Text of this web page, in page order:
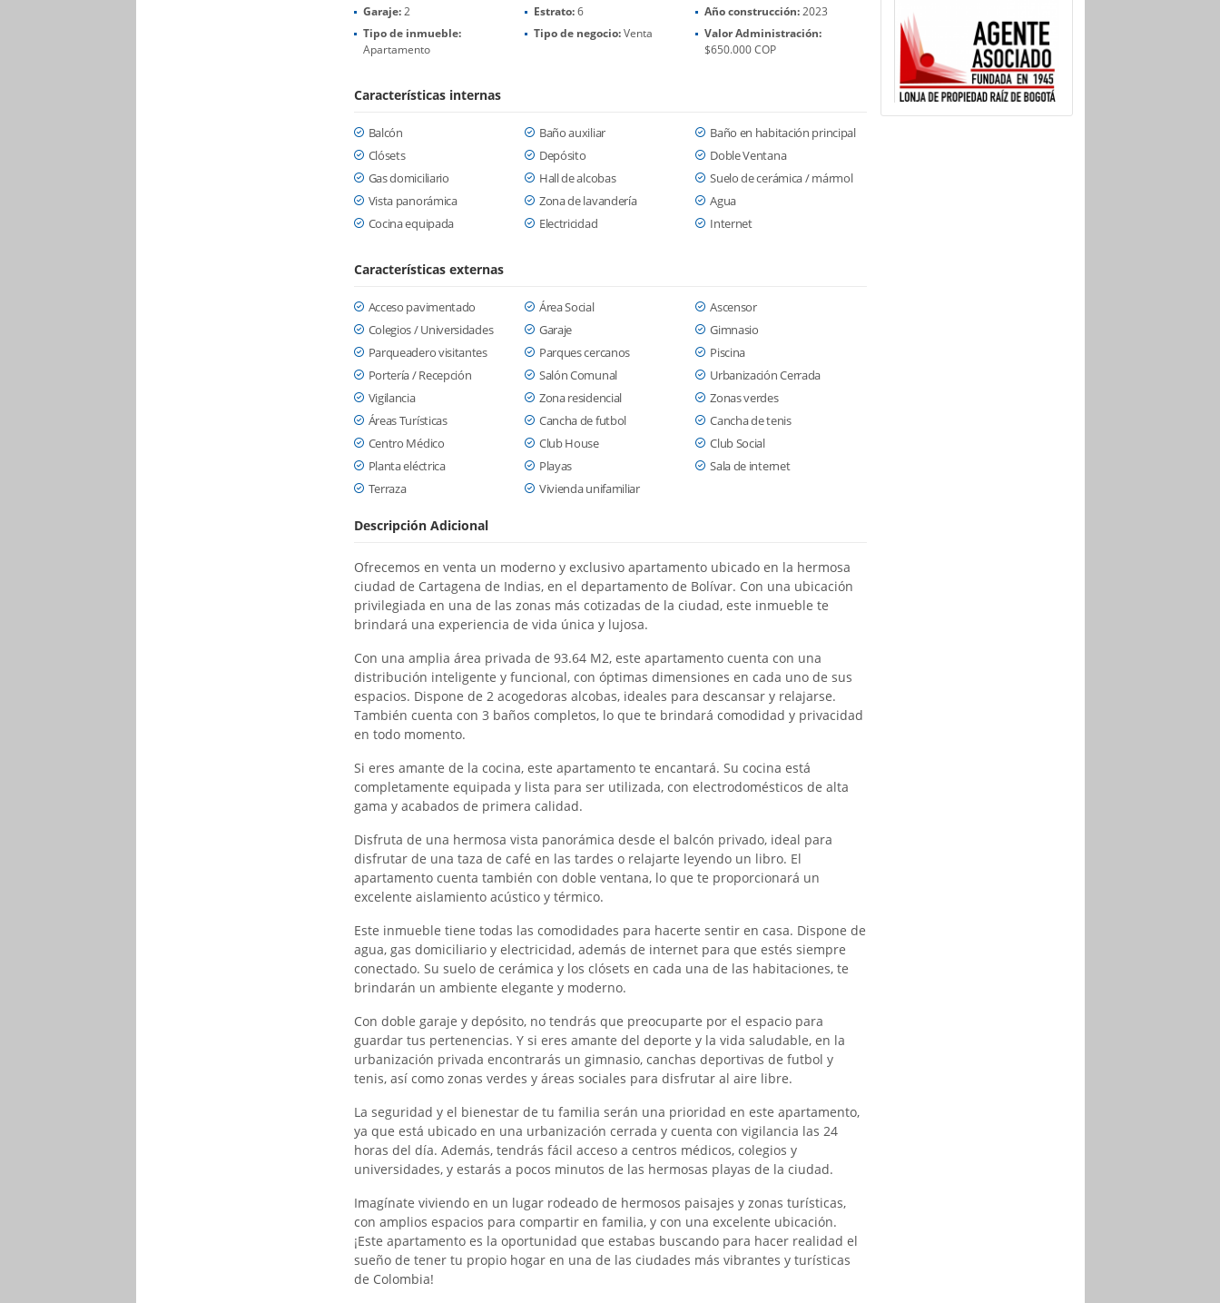
Garaje:2 Estrato:6 Año construcción:2023
Tipo de inmueble:
Apartamento
Tipo de negocio:Venta
Valor Administración:
$650.000 COP
Características internas
Balcón Baño auxiliar
Baño en habitación principal
Clósets
Depósito
Doble Ventana
Gas domiciliario
Hall de alcobas
Suelo de cerámica / mármol
Vista panorámica
Zona de lavandería
Agua
Cocina equipada
Electricidad Internet
Características externas
Acceso pavimentado Área Social
Ascensor
Colegios / Universidades
Garaje
Gimnasio
Parqueadero visitantes
Parques cercanos
Piscina
Portería / Recepción
Salón Comunal
Urbanización Cerrada
Vigilancia
Zona residencial
Zonas verdes
Áreas Turísticas
Cancha de futbol
Cancha de tenis
Centro Médico
Club House
Club Social
Planta eléctrica
Playas
Sala de internet
Terraza
Vivienda unifamiliar
Descripción Adicional
Ofrecemos en venta un moderno y exclusivo apartamento ubicado en la hermosa
ciudad de Cartagena de Indias, en el departamento de Bolívar. Con una ubicación
privilegiada en una de las zonas más cotizadas de la ciudad, este inmueble te
brindará una experiencia de vida única y lujosa.
Con una amplia área privada de 93.64 M2, este apartamento cuenta con una
distribución inteligente y funcional, con óptimas dimensiones en cada uno de sus
espacios. Dispone de 2 acogedoras alcobas, ideales para descansar y relajarse.
También cuenta con 3 baños completos, lo que te brindará comodidad y privacidad
en todo momento.
Si eres amante de la cocina, este apartamento te encantará. Su cocina está
completamente equipada y lista para ser utilizada, con electrodomésticos de alta
gama y acabados de primera calidad.
Disfruta de una hermosa vista panorámica desde el balcón privado, ideal para
disfrutar de una taza de café en las tardes o relajarte leyendo un libro. El
apartamento cuenta también con doble ventana, lo que te proporcionará un
excelente aislamiento acústico y térmico.
Este inmueble tiene todas las comodidades para hacerte sentir en casa. Dispone de
agua, gas domiciliario y electricidad, además de internet para que estés siempre
conectado. Su suelo de cerámica y los clósets en cada una de las habitaciones, te
brindarán un ambiente elegante y moderno.
Con doble garaje y depósito, no tendrás que preocuparte por el espacio para
guardar tus pertenencias. Y si eres amante del deporte y la vida saludable, en la
urbanización privada encontrarás un gimnasio, canchas deportivas de futbol y
tenis, así como zonas verdes y áreas sociales para disfrutar al aire libre.
La seguridad y el bienestar de tu familia serán una prioridad en este apartamento,
ya que está ubicado en una urbanización cerrada y cuenta con vigilancia las 24
horas del día. Además, tendrás fácil acceso a centros médicos, colegios y
universidades, y estarás a pocos minutos de las hermosas playas de la ciudad.
Imagínate viviendo en un lugar rodeado de hermosos paisajes y zonas turísticas,
con amplios espacios para compartir en familia, y con una excelente ubicación.
¡Este apartamento es la oportunidad que estabas buscando para hacer realidad el
sueño de tener tu propio hogar en una de las ciudades más vibrantes y turísticas
de Colombia!